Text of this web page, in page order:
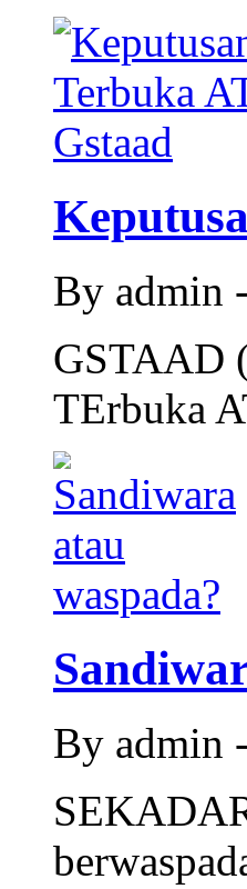
By admin
GSTAAD
TErbuka
By admin